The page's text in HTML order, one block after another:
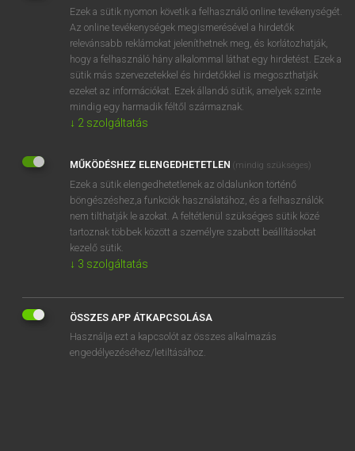
DÍJMENTES ANGOL SZÓTÁR
anabolism
anabranch
anachronism
anachronistic
anaconda
anacreontic
anadromous
SZOTAR.NET APPLIKÁCIÓ
MICROSOFT OFFICE BŐVÍTMÉNY
Ezek a sütik nyomon követik a felhasználó online tevékenységét.
Az online tevékenységek megismerésével a hirdetők
relevánsabb reklámokat jeleníthetnek meg, és korlátozhatják,
hogy a felhasználó hány alkalommal láthat egy hirdetést. Ezek a
sütik más szervezetekkel és hirdetőkkel is megoszthatják
ezeket az információkat. Ezek állandó sütik, amelyek szinte
mindig egy harmadik féltől származnak.
↓ 2 szolgáltatás
MŰKÖDÉSHEZ ELENGEDHETETLEN (mindig szükséges)
Ezek a sütik elengedhetetlenek az oldalunkon történő
böngészéshez,a funkciók használatához, és a felhasználók
nem tilthatják le azokat. A feltétlenül szükséges sütik közé
tartoznak többek között a személyre szabott beállításokat
kezelő sütik.
↓ 3 szolgáltatás
ÖSSZES APP ÁTKAPCSOLÁSA
Használja ezt a kapcsolót az összes alkalmazás
engedélyezéséhez/letiltásához.